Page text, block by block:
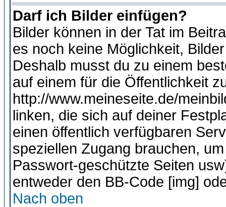
Darf ich Bilder einfügen?
Bilder können in der Tat im
es noch keine Möglichkeit,
Deshalb musst du zu einem
auf einem für die Öffentlichkeit
http://www.meineseite.de/
linken, die sich auf deiner
einen öffentlich verfügbaren
speziellen Zugang brauchen,
Passwort-geschützte Seiten
entweder den BB-Code [img]
Nach oben